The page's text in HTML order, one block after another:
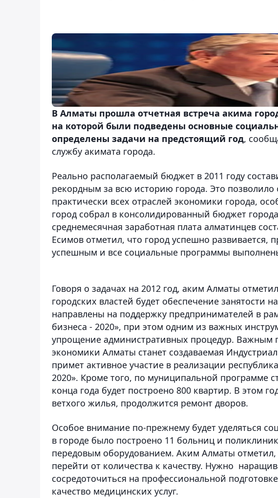
В Алматы прошла отчетная встреча акима
на которой были подведены основные
определены задачи на предстоящий год,
службу акимата города.
Реально располагаемый бюджет в 2011 году
рекордным за всю историю города. Это
практически всех отраслей экономики города,
город собрал в консолидированный бюджет
среднемесячная заработная плата алматинцев
Есимов отметил, что город успешно
успешным и все социальные программы
Говоря о задачах на 2012 год, аким Алматы
городских властей будет обеспечение занятости
направлены на поддержку предпринимателей в
бизнеса - 2020», при этом одним из важных
упрощение административных процедур. Важным
экономики Алматы станет создаваемая
примет активное участие в реализации
2020». Кроме того, по муниципальной программе
конца года будет построено 800 квартир. В этом
ветхого жилья, продолжится ремонт дворов.
Особое внимание по-прежнему будет уделяться
в городе было построено 11 больниц и
передовым оборудованием. Аким Алматы
перейти от количества к качеству. Нужно
сосредоточиться на профессиональной
качество медицинских услуг.